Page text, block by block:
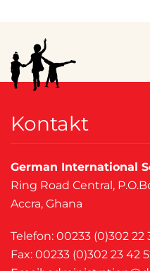
Kontakt
German International
Ring Road Central,
Accra, Ghana
Telefon: 00233 (0)302 22
Fax: 00233 (0)302 23 42